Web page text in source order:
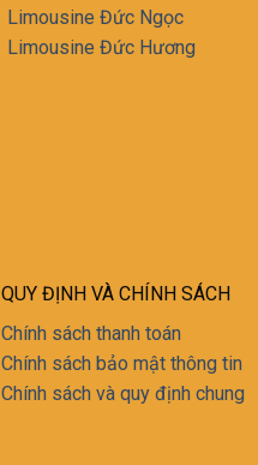
Limousine Đức Ngọc
Limousine Đức Hương
QUY ĐỊNH VÀ CHÍNH SÁCH
Chính sách thanh toán
Chính sách bảo mật thông tin
Chính sách và quy định chung